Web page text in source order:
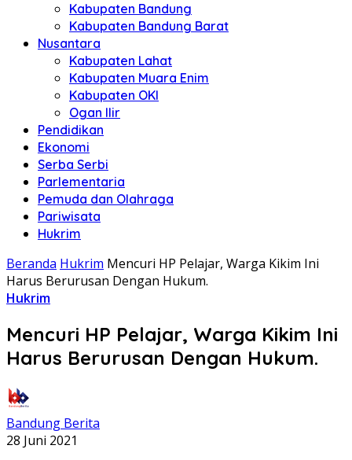
Kabupaten Bandung
Kabupaten Bandung Barat
Nusantara
Kabupaten Lahat
Kabupaten Muara Enim
Kabupaten OKI
Ogan Ilir
Pendidikan
Ekonomi
Serba Serbi
Parlementaria
Pemuda dan Olahraga
Pariwisata
Hukrim
Beranda Hukrim Mencuri HP Pelajar, Warga Kikim Ini
Harus Berurusan Dengan Hukum.
Hukrim
Mencuri HP Pelajar, Warga Kikim Ini
Harus Berurusan Dengan Hukum.
Bandung Berita
28 Juni 2021